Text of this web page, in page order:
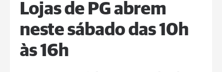
Lojas de PG abrem
neste sábado das 10h
às 16h